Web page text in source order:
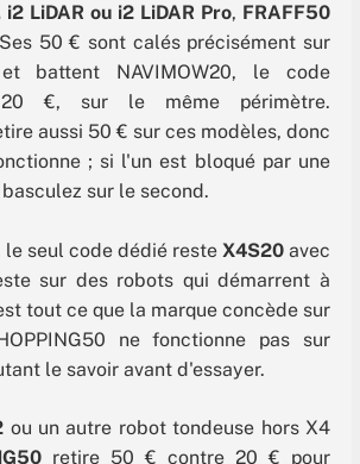
i2 LiDAR ou i2 LiDAR Pro, FRAFF50
50 € sont calés précisément sur
battent NAVIMOW20, le code
€, sur le même périmètre.
aussi 50 € sur ces modèles, donc
; si l'un est bloqué par une
sur le second.
le seul code dédié reste X4S20 avec
sur des robots qui démarrent à
tout ce que la marque concède sur
ne fonctionne pas sur
le savoir avant d'essayer.
ou un autre robot tondeuse hors X4
retire 50 € contre 20 € pour